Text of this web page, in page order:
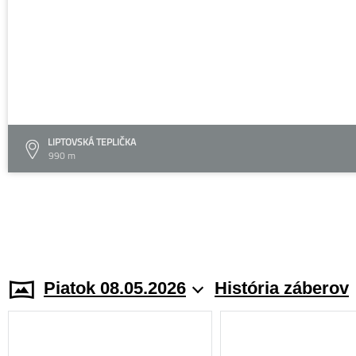
LIPTOVSKÁ TEPLIČKA
990 m
Piatok 08.05.2026 História záberov